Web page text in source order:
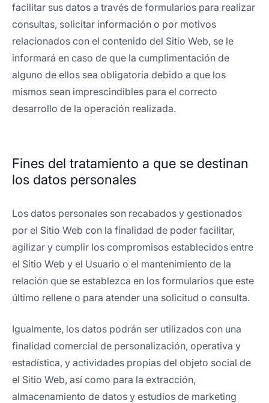
facilitar sus datos a través de formularios para realizar
consultas, solicitar información o por motivos
relacionados con el contenido del Sitio Web, se le
informará en caso de que la cumplimentación de
alguno de ellos sea obligatoria debido a que los
mismos sean imprescindibles para el correcto
desarrollo de la operación realizada.
Fines del tratamiento a que se destinan
los datos personales
Los datos personales son recabados y gestionados
por el Sitio Web con la finalidad de poder facilitar,
agilizar y cumplir los compromisos establecidos entre
el Sitio Web y el Usuario o el mantenimiento de la
relación que se establezca en los formularios que este
último rellene o para atender una solicitud o consulta.
Igualmente, los datos podrán ser utilizados con una
finalidad comercial de personalización, operativa y
estadística, y actividades propias del objeto social de
el Sitio Web, así como para la extracción,
almacenamiento de datos y estudios de marketing